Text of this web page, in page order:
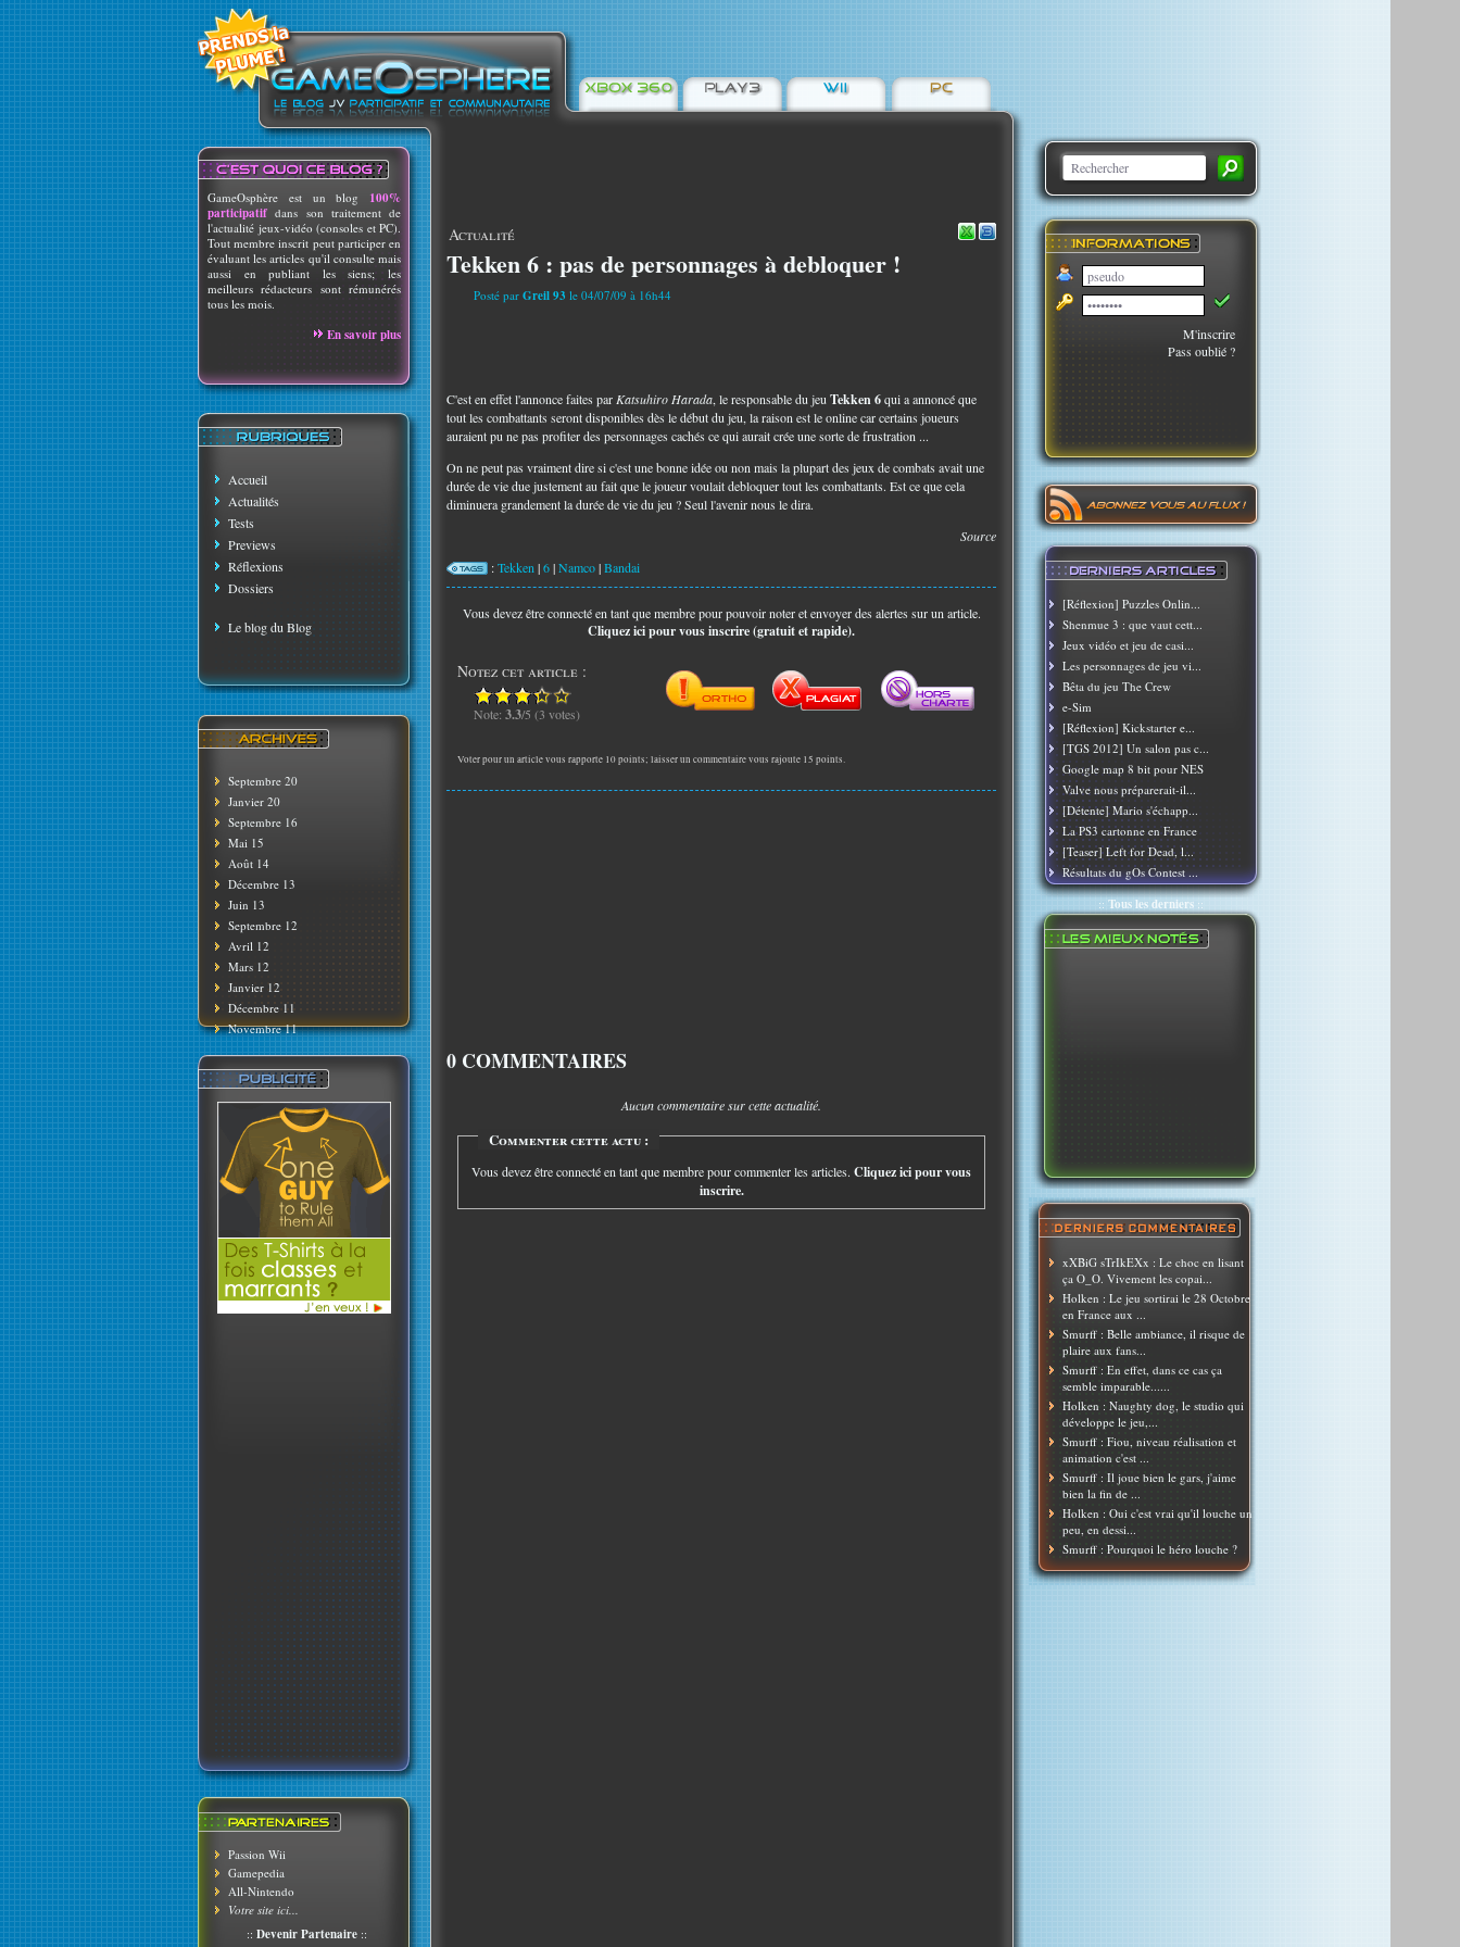
GameOsphère est un blog 100%
participatif dans son traitement de
l'actualité jeux-vidéo (consoles et PC).
Tout membre inscrit peut participer en
évaluant les articles qu'il consulte mais
aussi en publiant les siens; les
meilleurs rédacteurs sont rémunérés
tous les mois.
En savoir plus
Accueil
Actualités
Tests
Previews
Réflexions
Dossiers
Le blog du Blog
Septembre 20
Janvier 20
Septembre 16
Mai 15
Août 14
Décembre 13
Juin 13
Septembre 12
Avril 12
Mars 12
Janvier 12
Décembre 11
Novembre 11
Passion Wii
Gamepedia
All-Nintendo
Votre site ici...
:: Devenir Partenaire ::
M'inscrire
Pass oublié ?
[Réflexion] Puzzles Onlin...
Shenmue 3 : que vaut cett...
Jeux vidéo et jeu de casi...
Les personnages de jeu vi...
Bêta du jeu The Crew
e-Sim
[Réflexion] Kickstarter e...
[TGS 2012] Un salon pas c...
Google map 8 bit pour NES
Valve nous préparerait-il...
[Détente] Mario s'échapp...
La PS3 cartonne en France
[Teaser] Left for Dead, l...
Résultats du gOs Contest ...
:: Tous les derniers::
xXBiG sTrIkEXx : Le choc en lisant
ça O_O. Vivement les copai...
Holken : Le jeu sortirai le 28 Octobre
en France aux ...
Smurff : Belle ambiance, il risque de
plaire aux fans...
Smurff : En effet, dans ce cas ça
semble imparable......
Holken : Naughty dog, le studio qui
développe le jeu,...
Smurff : Fiou, niveau réalisation et
animation c'est ...
Smurff : Il joue bien le gars, j'aime
bien la fin de ...
Holken : Oui c'est vrai qu'il louche un
peu, en dessi...
Smurff : Pourquoi le héro louche ?
Actualité
Tekken 6 : pas de personnages à debloquer !
Posté par Greil 93 le 04/07/09 à 16h44
C'est en effet l'annonce faites par Katsuhiro Harada, le responsable du jeu Tekken 6qui a annoncé que
tout les combattants seront disponibles dès le début du jeu, la raison est le online car certains joueurs
auraient pu ne pas profiter des personnages cachés ce qui aurait crée une sorte de frustration ...
On ne peut pas vraiment dire si c'est une bonne idée ou non mais la plupart des jeux de combats avait une
durée de vie due justement au fait que le joueur voulait debloquer tout les combattants. Est ce que cela
diminuera grandement la durée de vie du jeu ? Seul l'avenir nous le dira.
Source
:Tekken |6|Namco|Bandai
Vous devez être connecté en tant que membre pour pouvoir noter et envoyer des alertes sur un article.
Cliquez ici pour vous inscrire (gratuit et rapide).
Notez cet article :
Note: 3.3/5 (3 votes)
Voter pour un article vous rapporte 10 points; laisser un commentaire vous rajoute 15 points.
0 COMMENTAIRES
Aucun commentaire sur cette actualité.
Commenter cette actu :
Vous devez être connecté en tant que membre pour commenter les articles. Cliquez ici pour vous
inscrire.